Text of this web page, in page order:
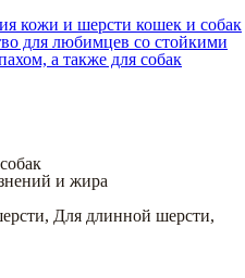
кожи и шерсти кошек и собак
для любимцев со стойкими
а также для собак
и жира
, Для длинной шерсти,